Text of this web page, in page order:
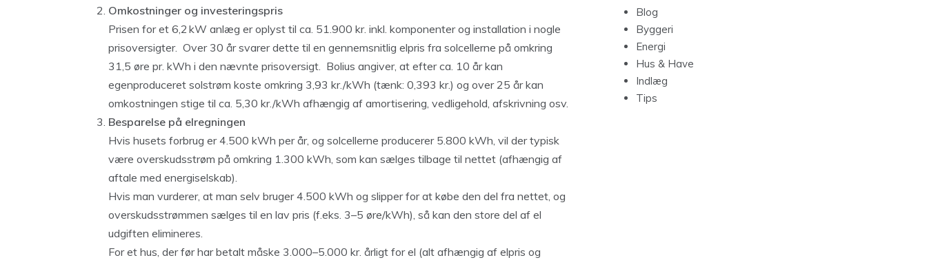
Omkostninger og investeringspris
Prisen for et 6,2 kW anlæg er oplyst til ca. 51.900 kr. inkl. komponenter og installation i nogle
prisoversigter. Over 30 år svarer dette til en gennemsnitlig elpris fra solcellerne på omkring
31,5 øre pr. kWh i den nævnte prisoversigt. Bolius angiver, at efter ca. 10 år kan
egenproduceret solstrøm koste omkring 3,93 kr./kWh (tænk: 0,393 kr.) og over 25 år kan
omkostningen stige til ca. 5,30 kr./kWh afhængig af amortisering, vedligehold, afskrivning osv.
Besparelse på elregningen
Hvis husets forbrug er 4.500 kWh per år, og solcellerne producerer 5.800 kWh, vil der typisk
være overskudsstrøm på omkring 1.300 kWh, som kan sælges tilbage til nettet (afhængig af
aftale med energiselskab).
Hvis man vurderer, at man selv bruger 4.500 kWh og slipper for at købe den del fra nettet, og
overskudsstrømmen sælges til en lav pris (f.eks. 3–5 øre/kWh), så kan den store del af el
udgiften elimineres.
For et hus, der før har betalt måske 3.000–5.000 kr. årligt for el (alt afhængig af elpris og
Blog
Byggeri
Energi
Hus & Have
Indlæg
Tips